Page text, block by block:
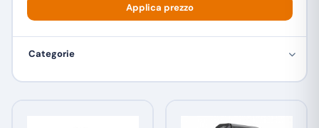
Applica prezzo
Categorie